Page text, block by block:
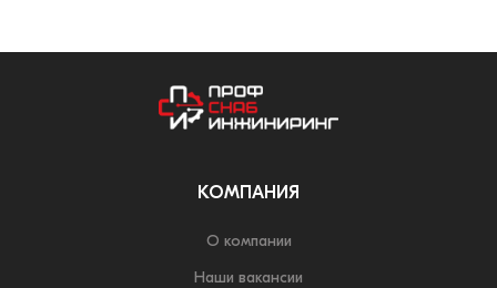
КОМПАНИЯ
О компании
Наши вакансии